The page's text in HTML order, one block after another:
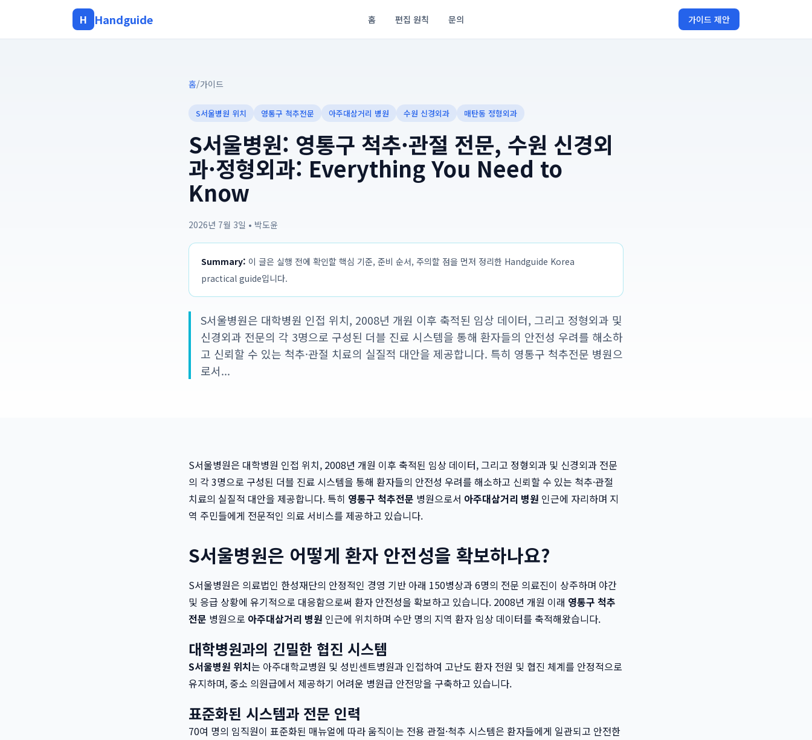
H Handguide 홈 편집 원칙 문의 가이드 제안
홈/가이드
S서울병원 위치 영통구 척추전문 아주대삼거리 병원 수원 신경외과 매탄동 정형외과
S서울병원: 영통구 척추·관절 전문, 수원 신경외
과·정형외과: Everything You Need to
Know
2026년 7월 3일 • 박도윤
Summary: 이 글은 실행 전에 확인할 핵심 기준, 준비 순서, 주의할 점을 먼저 정리한 Handguide Korea
practical guide입니다.
S서울병원은 대학병원 인접 위치, 2008년 개원 이후 축적된 임상 데이터, 그리고 정형외과 및
신경외과 전문의 각 3명으로 구성된 더블 진료 시스템을 통해 환자들의 안전성 우려를 해소하
고 신뢰할 수 있는 척추·관절 치료의 실질적 대안을 제공합니다. 특히 영통구 척추전문 병원으
로서...
S서울병원은 대학병원 인접 위치, 2008년 개원 이후 축적된 임상 데이터, 그리고 정형외과 및 신경외과 전문
의 각 3명으로 구성된 더블 진료 시스템을 통해 환자들의 안전성 우려를 해소하고 신뢰할 수 있는 척추·관절
치료의 실질적 대안을 제공합니다. 특히 영통구 척추전문 병원으로서 아주대삼거리 병원 인근에 자리하며 지
역 주민들에게 전문적인 의료 서비스를 제공하고 있습니다.
S서울병원은 어떻게 환자 안전성을 확보하나요?
S서울병원은 의료법인 한성재단의 안정적인 경영 기반 아래 150병상과 6명의 전문 의료진이 상주하며 야간
및 응급 상황에 유기적으로 대응함으로써 환자 안전성을 확보하고 있습니다. 2008년 개원 이래 영통구 척추
전문 병원으로 아주대삼거리 병원 인근에 위치하며 수만 명의 지역 환자 임상 데이터를 축적해왔습니다.
대학병원과의 긴밀한 협진 시스템
S서울병원 위치는 아주대학교병원 및 성빈센트병원과 인접하여 고난도 환자 전원 및 협진 체계를 안정적으로
유지하며, 중소 의원급에서 제공하기 어려운 병원급 안전망을 구축하고 있습니다.
표준화된 시스템과 전문 인력
70여 명의 임직원이 표준화된 매뉴얼에 따라 움직이는 전용 관절·척추 시스템은 환자들에게 일관되고 안전한